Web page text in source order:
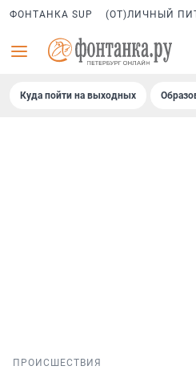
ФОНТАНКА SUP (ОТ)ЛИЧНЫЙ
Куда пойти на выходных
ПРОИСШЕСТВИЯ